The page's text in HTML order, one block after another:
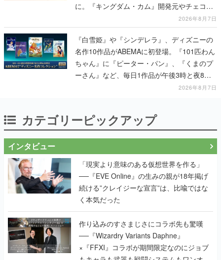
に。『キングダム・カム』開発元やチェコの
2026年8月7日
『白雪姫』や『シンデレラ』、ディズニーの
名作10作品がABEMAに初登場。『101匹わん
ちゃん』に『ピーター・パン』、『くまのプ
ーさん』など、毎日1作品が午後3時と夜8時
2026年8月7日
カテゴリーピックアップ
インタビュー
「現実より意味のある仮想世界を作る」
──『EVE Online』の生みの親が18年掲げ
続ける”クレイジーな宣言”は、比喩ではな
く本気だった
作り込みのすさまじさにコラボ先も驚嘆
──『Wizardry Variants Daphne』
×『FFXI』コラボが期間限定なのにジョブ